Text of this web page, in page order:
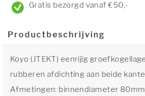
Gratis bezorgd vanaf €50,-
Productbeschrijving
Koyo (JTEKT) eenrijig
rubberen afdichting aan beide
Afmetingen: binnendiameter